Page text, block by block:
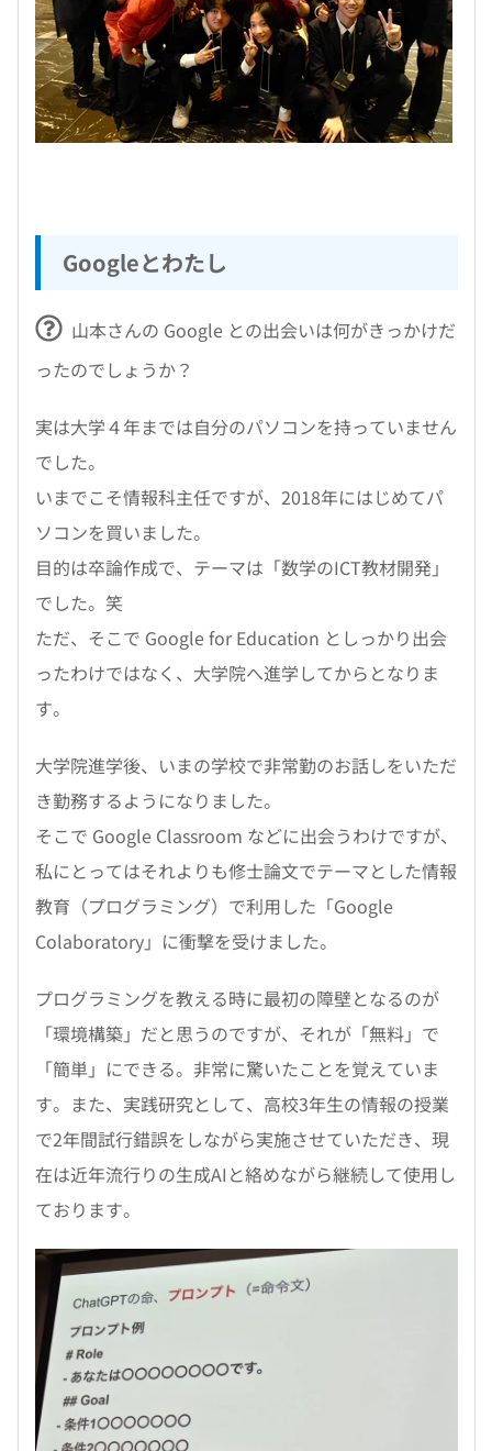
Googleとわたし
山本さんの Google との出会いは何がきっかけだ
ったのでしょうか？
実は大学４年までは自分のパソコンを持っていません
でした。
いまでこそ情報科主任ですが、2018年にはじめてパ
ソコンを買いました。
目的は卒論作成で、テーマは「数学のICT教材開発」
でした。笑
ただ、そこで Google for Education としっかり出会
ったわけではなく、大学院へ進学してからとなりま
す。
大学院進学後、いまの学校で非常勤のお話しをいただ
き勤務するようになりました。
そこで Google Classroom などに出会うわけですが、
私にとってはそれよりも修士論文でテーマとした情報
教育（プログラミング）で利用した「Google
Colaboratory」に衝撃を受けました。
プログラミングを教える時に最初の障壁となるのが
「環境構築」だと思うのですが、それが「無料」で
「簡単」にできる。非常に驚いたことを覚えていま
す。また、実践研究として、高校3年生の情報の授業
で2年間試行錯誤をしながら実施させていただき、現
在は近年流行りの生成AIと絡めながら継続して使用し
ております。